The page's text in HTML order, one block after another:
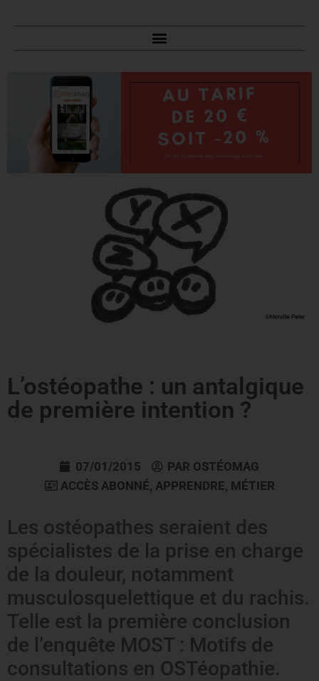
L’ostéopathe : un antalgique
de première intention ?
07/01/2015 PAR OSTÉOMAG
ACCÈS ABONNÉ, APPRENDRE, MÉTIER
Les ostéopathes seraient des
spécialistes de la prise en charge
de la douleur, notamment
musculosquelettique et du rachis.
Telle est la première conclusion
de l’enquête MOST : Motifs de
consultations en OSTéopathie.